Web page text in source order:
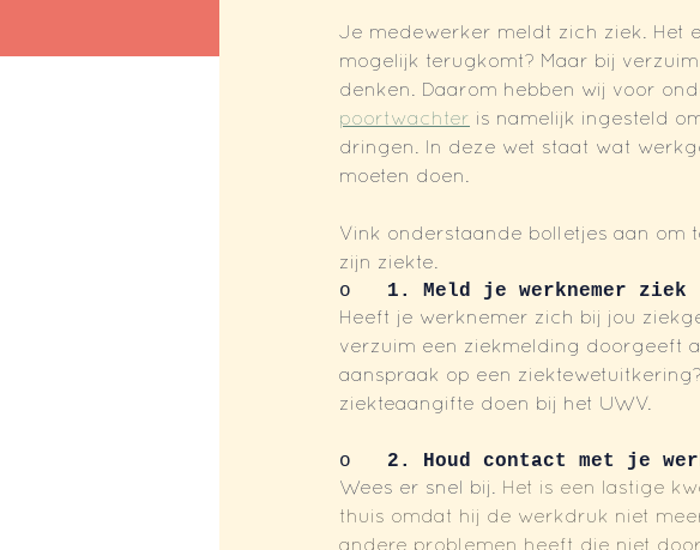
Je medewerker meldt zich ziek. Het
mogelijk terugkomt? Maar bij
denken. Daarom hebben wij voor
poortwachter is namelijk ingesteld
dringen. In deze wet staat wat
moeten doen.
Vink onderstaande bolletjes aan om
zijn ziekte.
o
  1. Meld je werknemer ziek
Heeft je werknemer zich bij jou
verzuim een ziekmelding doorgeeft
aanspraak op een
ziekteaangifte doen bij het UWV.
o 2. Houd contact met je
Wees er snel bij. Het is een lastige
thuis omdat hij de werkdruk niet
andere problemen heeft die niet